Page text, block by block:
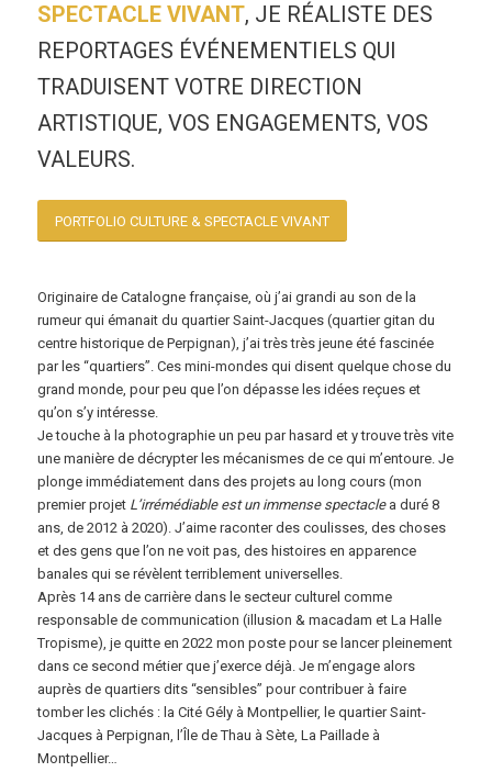
SPECTACLE VIVANT, JE RÉALISTE DES
REPORTAGES ÉVÉNEMENTIELS QUI
TRADUISENT VOTRE DIRECTION
ARTISTIQUE, VOS ENGAGEMENTS, VOS
VALEURS.
PORTFOLIO CULTURE & SPECTACLE VIVANT
Originaire de Catalogne française, où j’ai grandi au son de la
rumeur qui émanait du quartier Saint-Jacques (quartier gitan du
centre historique de Perpignan), j’ai très très jeune été fascinée
par les “quartiers”. Ces mini-mondes qui disent quelque chose du
grand monde, pour peu que l’on dépasse les idées reçues et
qu’on s’y intéresse.
Je touche à la photographie un peu par hasard et y trouve très vite
une manière de décrypter les mécanismes de ce qui m’entoure. Je
plonge immédiatement dans des projets au long cours (mon
premier projet L’irrémédiable est un immense spectaclea duré 8
ans, de 2012 à 2020). J’aime raconter des coulisses, des choses
et des gens que l’on ne voit pas, des histoires en apparence
banales qui se révèlent terriblement universelles.
Après 14 ans de carrière dans le secteur culturel comme
responsable de communication (illusion & macadam et La Halle
Tropisme), je quitte en 2022 mon poste pour se lancer pleinement
dans ce second métier que j’exerce déjà. Je m’engage alors
auprès de quartiers dits “sensibles” pour contribuer à faire
tomber les clichés : la Cité Gély à Montpellier, le quartier Saint-
Jacques à Perpignan, l’Île de Thau à Sète, La Paillade à
Montpellier…